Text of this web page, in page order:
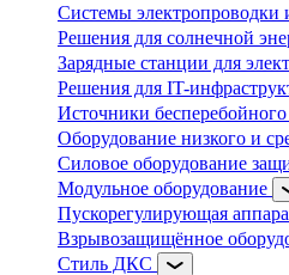
Системы электропроводки
Решения для солнечной
Зарядные станции для
Решения для IT-
Источники
Оборудование низкого и
Силовое оборудование
Модульное оборудование
Пускорегулирующая
Взрывозащищённое
Стиль ДКС